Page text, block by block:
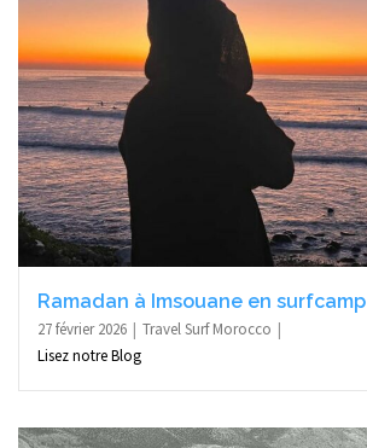
Ramadan à Imsouane en surfcamp
27 février 2026
Travel Surf Morocco
Lisez notre Blog